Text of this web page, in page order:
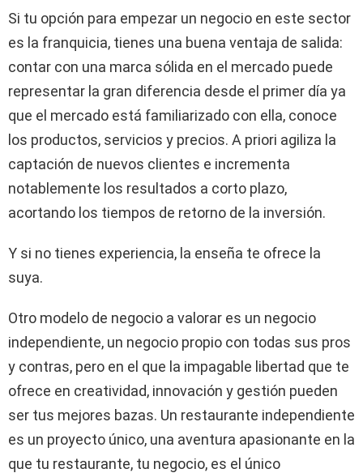
Si tu opción para empezar un negocio en este sector
es la franquicia, tienes una buena ventaja de salida:
contar con una marca sólida en el mercado puede
representar la gran diferencia desde el primer día ya
que el mercado está familiarizado con ella, conoce
los productos, servicios y precios. A priori agiliza la
captación de nuevos clientes e incrementa
notablemente los resultados a corto plazo,
acortando los tiempos de retorno de la inversión.
Y si no tienes experiencia, la enseña te ofrece la
suya.
Otro modelo de negocio a valorar es un negocio
independiente, un negocio propio con todas sus pros
y contras, pero en el que la impagable libertad que te
ofrece en creatividad, innovación y gestión pueden
ser tus mejores bazas. Un restaurante independiente
es un proyecto único, una aventura apasionante en la
que tu restaurante, tu negocio, es el único